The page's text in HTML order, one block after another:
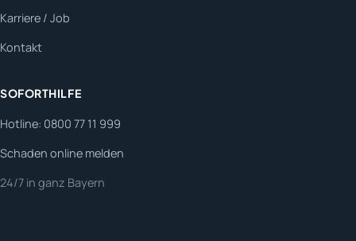
Karriere / Job
Kontakt
SOFORTHILFE
Hotline: 0800 77 11 999
Schaden online melden
24/7 in ganz Bayern